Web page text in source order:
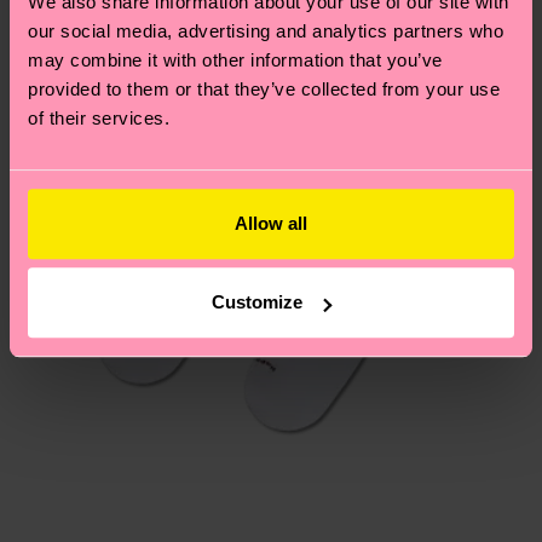
our social media, advertising and analytics partners who
may combine it with other information that you’ve
provided to them or that they’ve collected from your use
of their services.
Allow all
Customize
respuestas a las preguntas más frecuentes.